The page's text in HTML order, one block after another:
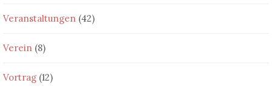
Veranstaltungen (42)
Verein (8)
Vortrag (12)